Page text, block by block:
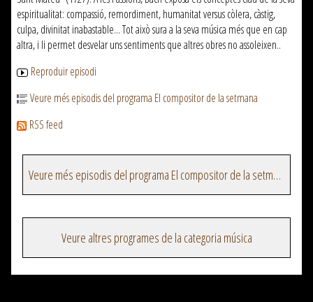
espiritualitat: compassió, remordiment, humanitat versus còlera, càstig,
culpa, divinitat inabastable... Tot això sura a la seva música més que en cap
altra, i li permet desvelar uns sentiments que altres obres no assoleixen..
Reproduir episodi
Veure més episodis del programa El compositor de la setmana
RSS feed
Veure més episodis del programa El compositor de la setmana
Veure altres programes de la categoria música